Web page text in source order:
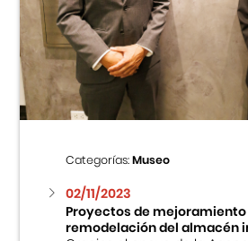
Categorías:Museo
02/11/2023
Proyectos de
remodelación del almacén